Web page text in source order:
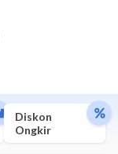
Diskon
Ongkir